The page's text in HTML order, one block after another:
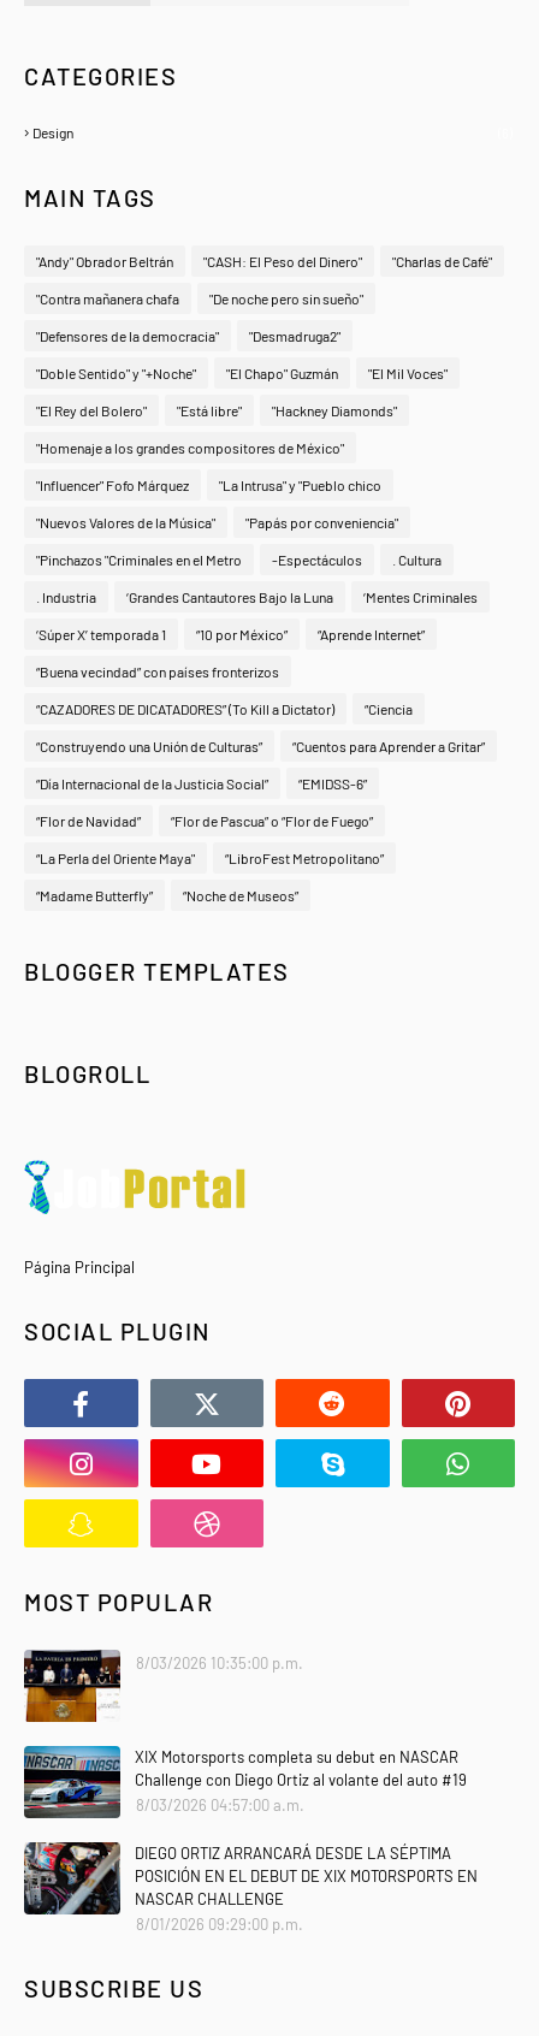
CATEGORIES
Design
MAIN TAGS
"Andy" Obrador Beltrán "CASH: El Peso del Dinero" "Charlas de Café"
"Contra mañanera chafa "De noche pero sin sueño"
"Defensores de la democracia" "Desmadruga2"
"Doble Sentido" y "+Noche" "El Chapo" Guzmán "El Mil Voces"
"El Rey del Bolero" "Está libre" "Hackney Diamonds"
"Homenaje a los grandes compositores de México"
"Influencer" Fofo Márquez "La Intrusa" y "Pueblo chico
"Nuevos Valores de la Música" "Papás por conveniencia"
"Pinchazos "Criminales en el Metro -Espectáculos . Cultura
. Industria ‘Grandes Cantautores Bajo la Luna ‘Mentes Criminales
‘Súper X’ temporada 1 “10 por México” “Aprende Internet”
“Buena vecindad” con países fronterizos
“CAZADORES DE DICATADORES” (To Kill a Dictator) “Ciencia
“Construyendo una Unión de Culturas” “Cuentos para Aprender a Gritar”
“Día Internacional de la Justicia Social” “EMIDSS-6”
“Flor de Navidad” “Flor de Pascua” o “Flor de Fuego”
“La Perla del Oriente Maya" “LibroFest Metropolitano”
“Madame Butterfly” “Noche de Museos”
BLOGGER TEMPLATES
BLOGROLL
Página Principal
SOCIAL PLUGIN
MOST POPULAR
8/03/2026 10:35:00 p.m.
XIX Motorsports completa su debut en NASCAR
Challenge con Diego Ortiz al volante del auto #19
8/03/2026 04:57:00 a.m.
DIEGO ORTIZ ARRANCARÁ DESDE LA SÉPTIMA
POSICIÓN EN EL DEBUT DE XIX MOTORSPORTS EN
NASCAR CHALLENGE
8/01/2026 09:29:00 p.m.
SUBSCRIBE US